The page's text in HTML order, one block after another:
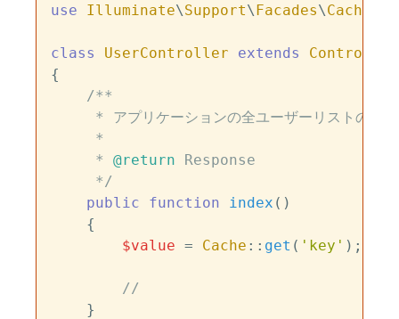
use Illuminate\Support\Facades\Cache
class UserController extends
Controller
{
/**
     * アプリケーションの全ユーザーリストの表示
     *
     *
@return Response
     */
public
function index ( )
{
$value = Cache :: get ( 'key' );
//
    }